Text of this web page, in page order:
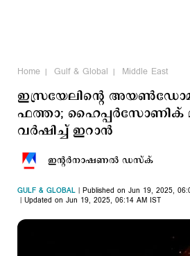
Home Gulf & Global Middle East
ഇസ്രയേലിന്‍റെ
ഫത്താ;
വര്‍ഷിച്ച് ഇറാന്‍
ഇന്‍റര്‍നാഷണല്‍ ഡസ്ക്
GULF & GLOBAL
Published on Jun 19, 2025,
Updated on Jun 19, 2025, 06:14 AM IST